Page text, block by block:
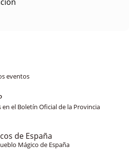
eventos
el Boletín Oficial de la Provincia
de España
Mágico de España